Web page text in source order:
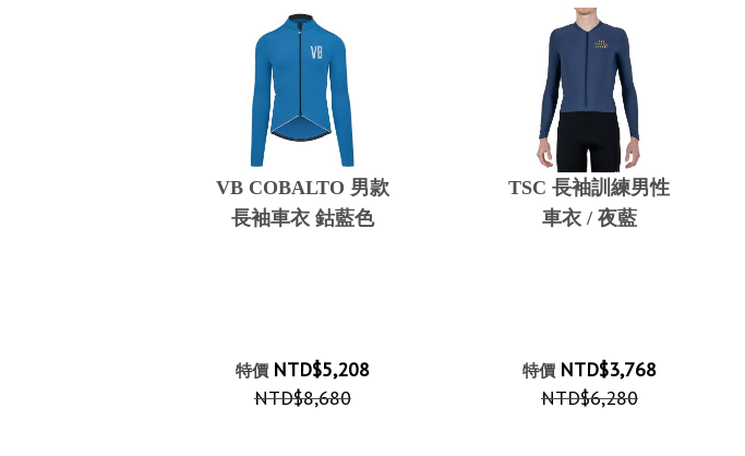
VB COBALTO 男款
長袖車衣 鈷藍色
特價 NTD$5,208
NTD$8,680
TSC 長袖訓練男性
車衣 / 夜藍
特價 NTD$3,768
NTD$6,280